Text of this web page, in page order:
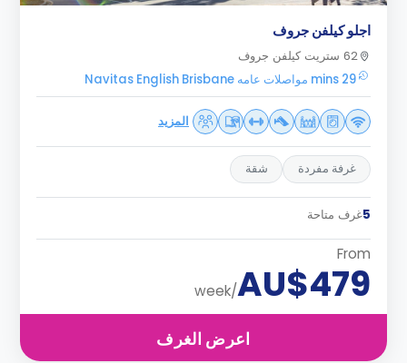
اجلو كيلفن جروف
62 ستريت كيلفن جروف
29 mins مواصلات عامه Navitas English Brisbane
المزيد
غرفة مفردة شقة
5غرف متاحة
From
AU$479
/week
اعرض الغرف